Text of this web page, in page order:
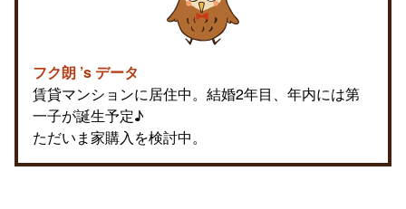
フク朗 ’s データ
賃貸マンションに居住中。結婚2年目、年内には第
一子が誕生予定♪
ただいま家購入を検討中。